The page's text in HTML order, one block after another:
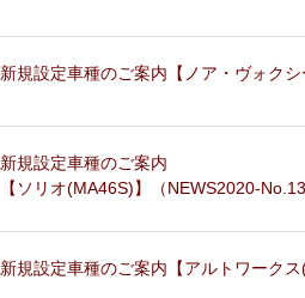
新規設定車種のご案内【ノア・ヴォク
新規設定車種のご案内
【ソリオ(MA46S)】（NEWS2020-
新規設定車種のご案内【アルトワーク